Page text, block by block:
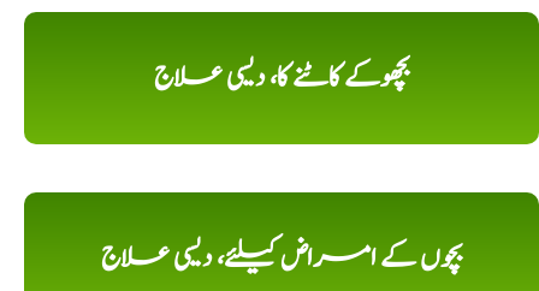
بچھوکے کاٹنے کا، دیسی علاج
بچوں کے امراض کیلئے، دیسی علاج